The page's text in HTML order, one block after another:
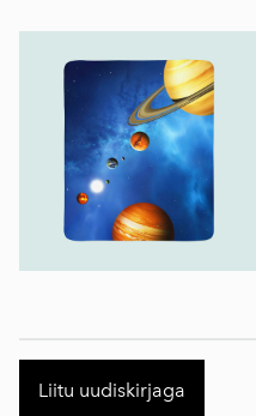
Liitu uudiskirjaga